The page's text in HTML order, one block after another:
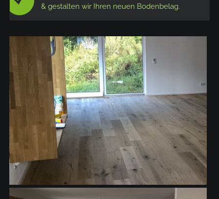
& gestalten wir Ihren neuen Bodenbelag.